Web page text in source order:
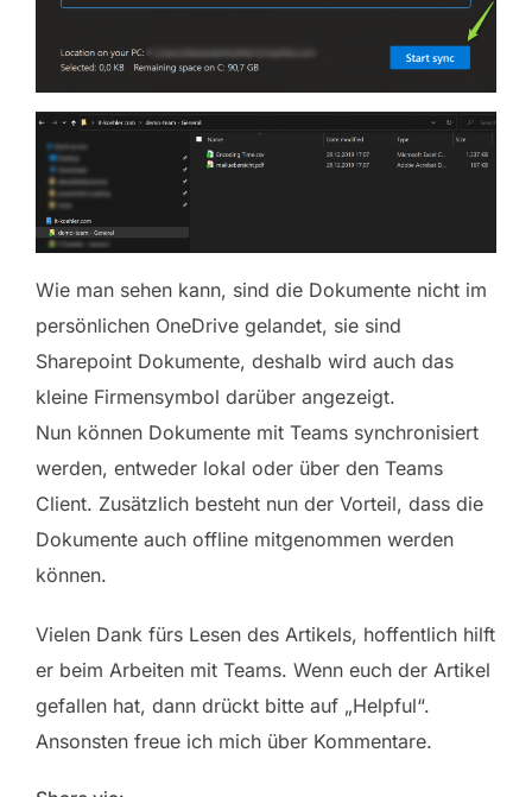
Wie man sehen kann, sind die Dokumente nicht im
persönlichen OneDrive gelandet, sie sind
Sharepoint Dokumente, deshalb wird auch das
kleine Firmensymbol darüber angezeigt.
Nun können Dokumente mit Teams synchronisiert
werden, entweder lokal oder über den Teams
Client. Zusätzlich besteht nun der Vorteil, dass die
Dokumente auch offline mitgenommen werden
können.
Vielen Dank fürs Lesen des Artikels, hoffentlich hilft
er beim Arbeiten mit Teams. Wenn euch der Artikel
gefallen hat, dann drückt bitte auf „Helpful“.
Ansonsten freue ich mich über Kommentare.